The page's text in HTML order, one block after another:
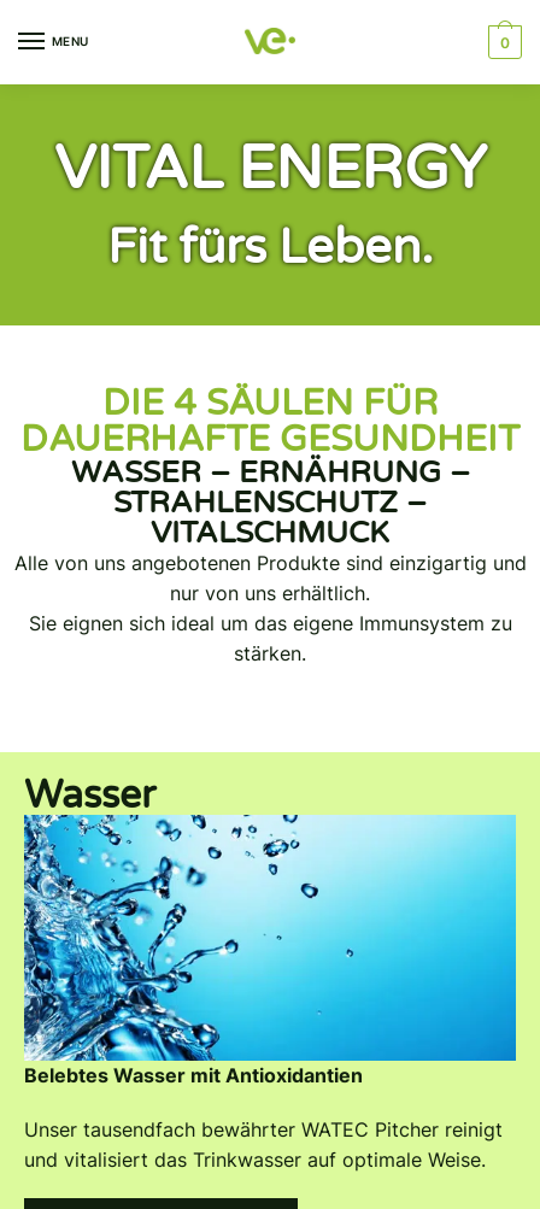
MENU 0
VITAL ENERGY
Fit fürs Leben.
DIE 4 SÄULEN FÜR
DAUERHAFTE GESUNDHEIT
WASSER – ERNÄHRUNG –
STRAHLENSCHUTZ –
VITALSCHMUCK
Alle von uns angebotenen Produkte sind einzigartig und
nur von uns erhältlich.
Sie eignen sich ideal um das eigene Immunsystem zu
stärken.
Wasser
Belebtes Wasser mit Antioxidantien
Unser tausendfach bewährter WATEC Pitcher reinigt
und vitalisiert das Trinkwasser auf optimale Weise.